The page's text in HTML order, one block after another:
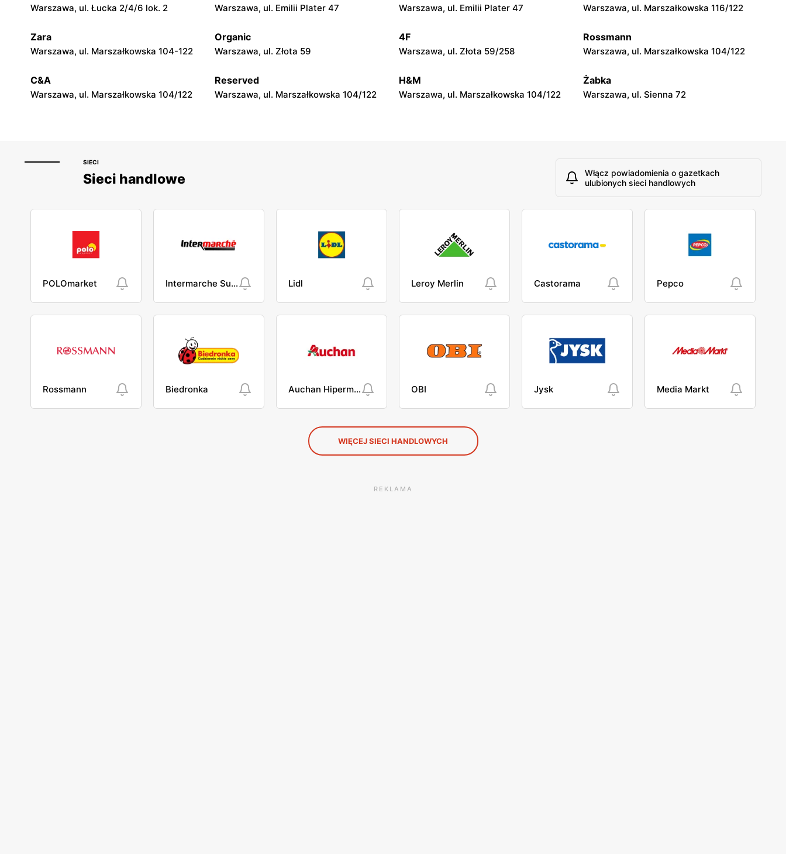
H&M H&M H&M H&M
H&M
Fieldorfa Nila 28
H&M
Barlickiego 1
H&M H&M
Warszawa, ul. Łucka 2/4/6 lok. 2 Warszawa, ul. Emilii Plater 47 Warszawa, ul. Emilii Plater 47 Warszawa, ul. Marszałkowska 116/122
Zara
Warszawa, ul. Marszałkowska 104-122
Organic
Warszawa, ul. Złota 59
4F
Warszawa, ul. Złota 59/258
Rossmann
Warszawa, ul. Marszałkowska 104/122
C&A
Warszawa, ul. Marszałkowska 104/122
Reserved
Warszawa, ul. Marszałkowska 104/122
H&M
Warszawa, ul. Marszałkowska 104/122
Żabka
Warszawa, ul. Sienna 72
SIECI
Sieci handlowe
Włącz powiadomienia o gazetkach
ulubionych sieci handlowych
POLOmarket Intermarche Super Lidl Leroy Merlin Castorama Pepco
Rossmann Biedronka Auchan Hipermarket OBI Jysk Media Markt
WIĘCEJ SIECI HANDLOWYCH
REKLAMA